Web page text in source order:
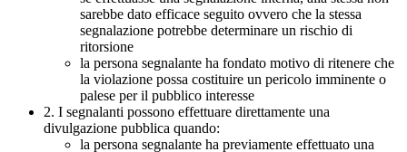
sarebbe dato efficace seguito ovvero che la stessa
segnalazione potrebbe determinare un rischio di
ritorsione
la persona segnalante ha fondato motivo di ritenere che
la violazione possa costituire un pericolo imminente o
palese per il pubblico interesse
2. I segnalanti possono effettuare direttamente una
divulgazione pubblica quando:
la persona segnalante ha previamente effettuato una